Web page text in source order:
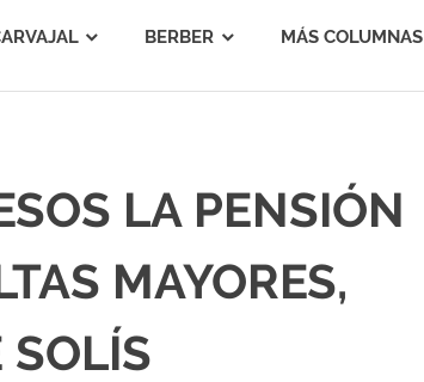
BERBER MÁS COLUMNAS
LA PENSIÓN
MAYORES,